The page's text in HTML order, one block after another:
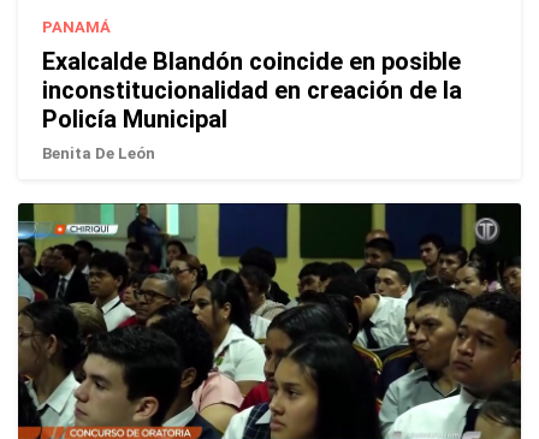
PANAMÁ
Exalcalde Blandón coincide en posible
inconstitucionalidad en creación de la
Policía Municipal
Benita De León